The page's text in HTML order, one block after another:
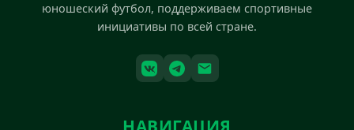
юношеский футбол, поддерживаем спортивные
инициативы по всей стране.